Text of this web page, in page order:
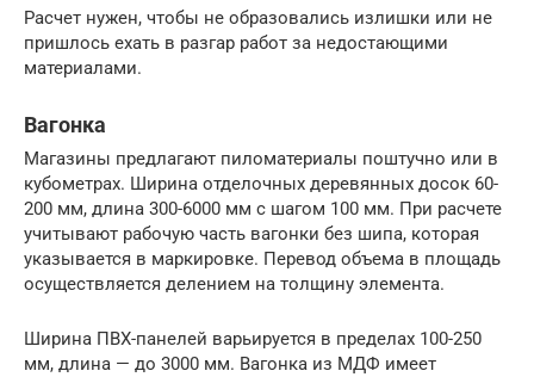
Расчет нужен, чтобы не образовались излишки или не
пришлось ехать в разгар работ за недостающими
материалами.
Вагонка
Магазины предлагают пиломатериалы поштучно или в
кубометрах. Ширина отделочных деревянных досок 60-
200 мм, длина 300-6000 мм с шагом 100 мм. При расчете
учитывают рабочую часть вагонки без шипа, которая
указывается в маркировке. Перевод объема в площадь
осуществляется делением на толщину элемента.
Ширина ПВХ-панелей варьируется в пределах 100-250
мм, длина — до 3000 мм. Вагонка из МДФ имеет